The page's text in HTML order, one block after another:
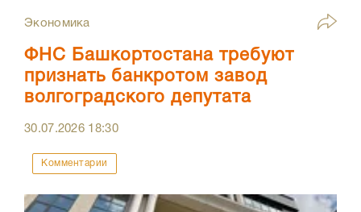
Экономика
ФНС Башкортостана требуют
признать банкротом завод
волгоградского депутата
30.07.2026 18:30
Комментарии